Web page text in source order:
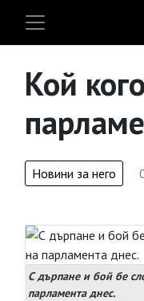
Кой
Новини за него
С дърпане и бой бе
парламента днес.